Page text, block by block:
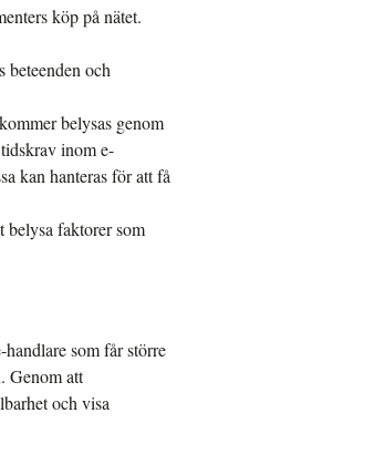
köp på nätet.
beteenden och
belysas genom
inom e-
kan hanteras för att få
belysa faktorer som
som får större
Genom att
och visa